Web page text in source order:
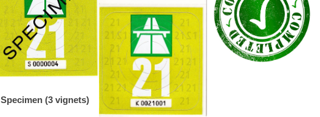
Specimen (3 vignets)